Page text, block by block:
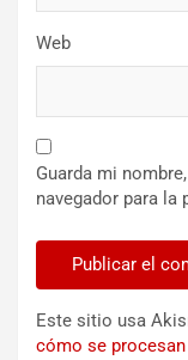
Web
Guarda mi
navegador para la
Este sitio usa
cómo se